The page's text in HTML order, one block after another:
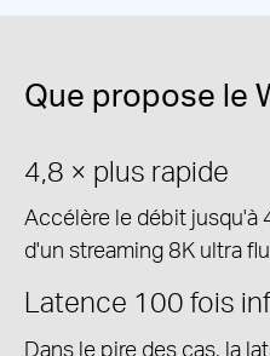
Que propose le
4,8 × plus rapide
Accélère le débit
d'un streaming 8K ultra
Latence 100 fois
Dans le pire des cas, la